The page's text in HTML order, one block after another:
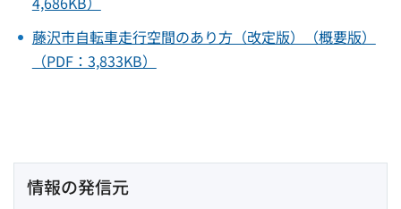
藤沢市自転車走行空間のあり方（改定版）（概要版）
（PDF：3,833KB）
情報の発信元